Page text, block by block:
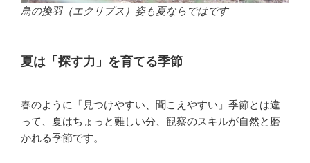
鳥の換羽（エクリプス）姿も夏ならではです
夏は「探す力」を育てる季節
春のように「見つけやすい、聞こえやすい」季節とは違
って、夏はちょっと難しい分、観察のスキルが自然と磨
かれる季節です。